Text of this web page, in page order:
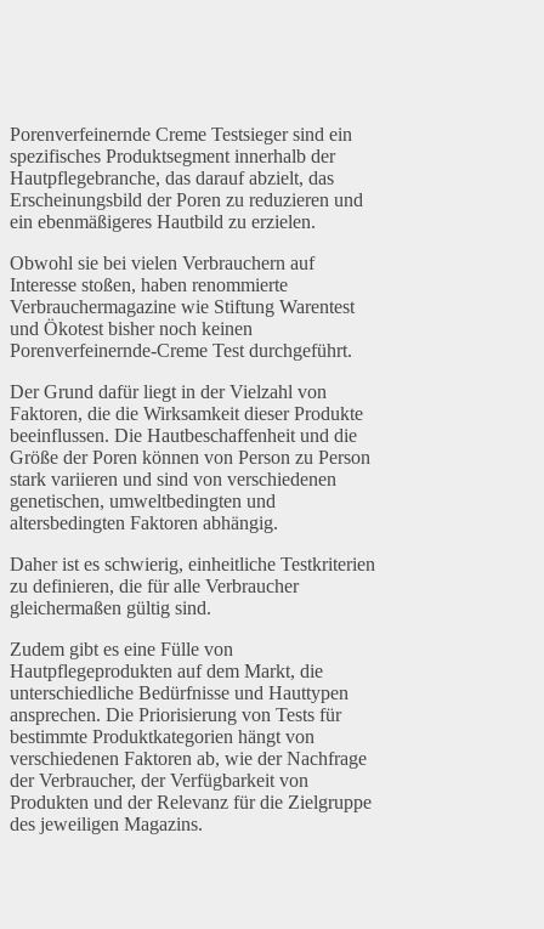
Porenverfeinernde Creme Testsieger sind ein
spezifisches Produktsegment innerhalb der
Hautpflegebranche, das darauf abzielt, das
Erscheinungsbild der Poren zu reduzieren und
ein ebenmäßigeres Hautbild zu erzielen.
Obwohl sie bei vielen Verbrauchern auf
Interesse stoßen, haben renommierte
Verbrauchermagazine wie Stiftung Warentest
und Ökotest bisher noch keinen
Porenverfeinernde-Creme Test durchgeführt.
Der Grund dafür liegt in der Vielzahl von
Faktoren, die die Wirksamkeit dieser Produkte
beeinflussen. Die Hautbeschaffenheit und die
Größe der Poren können von Person zu Person
stark variieren und sind von verschiedenen
genetischen, umweltbedingten und
altersbedingten Faktoren abhängig.
Daher ist es schwierig, einheitliche Testkriterien
zu definieren, die für alle Verbraucher
gleichermaßen gültig sind.
Zudem gibt es eine Fülle von
Hautpflegeprodukten auf dem Markt, die
unterschiedliche Bedürfnisse und Hauttypen
ansprechen. Die Priorisierung von Tests für
bestimmte Produktkategorien hängt von
verschiedenen Faktoren ab, wie der Nachfrage
der Verbraucher, der Verfügbarkeit von
Produkten und der Relevanz für die Zielgruppe
des jeweiligen Magazins.